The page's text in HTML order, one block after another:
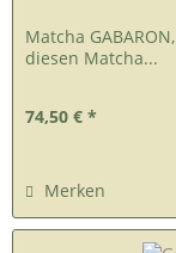
Matcha
diesen Matcha...
74,50 € *
Merken